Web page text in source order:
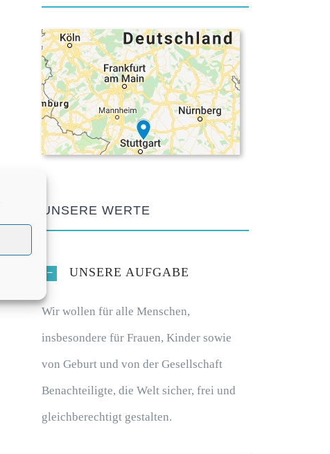
UNSERE WERTE
UNSERE AUFGABE
Wir wollen für alle Menschen,
insbesondere für Frauen, Kinder sowie
von Geburt und von der Gesellschaft
Benachteiligte, die Welt sicher, frei und
gleichberechtigt gestalten.